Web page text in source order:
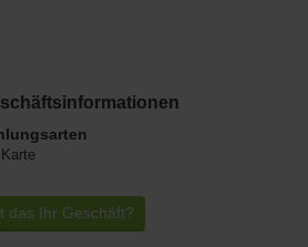
das Ihr Geschäft?